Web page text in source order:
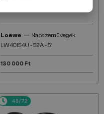
Loewe — Napszemüvegek
LW40154U - 52A - 51
130 000 Ft
48/72